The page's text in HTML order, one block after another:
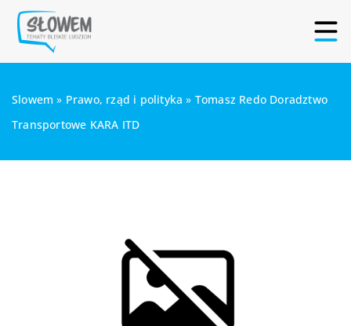
Slowem » Prawo, rząd i polityka » Tomasz Redo Doradztwo
Transportowe KARA ITD